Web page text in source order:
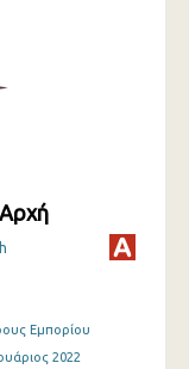
Αρχή
Εμπορίου
2022